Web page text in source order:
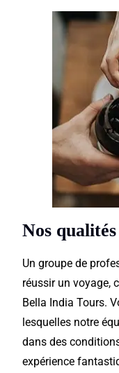
Nos qualités
Un groupe de
réussir un voyage,
Bella India Tours.
lesquelles notre
dans des
expérience